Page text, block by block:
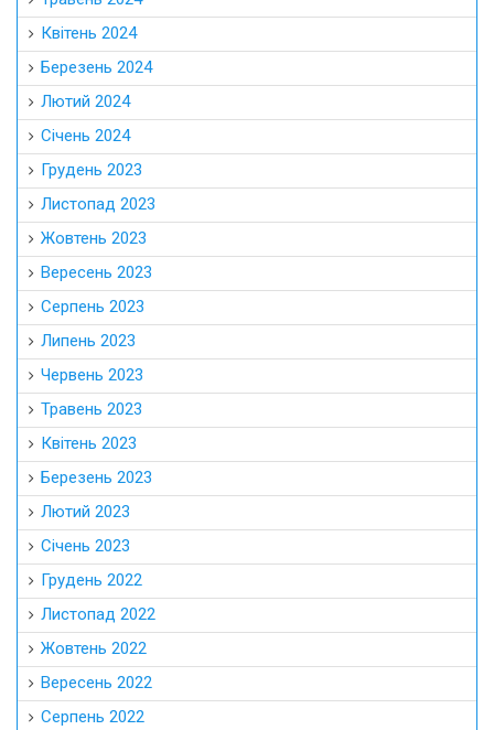
Квітень 2024
Березень 2024
Лютий 2024
Січень 2024
Грудень 2023
Листопад 2023
Жовтень 2023
Вересень 2023
Серпень 2023
Липень 2023
Червень 2023
Травень 2023
Квітень 2023
Березень 2023
Лютий 2023
Січень 2023
Грудень 2022
Листопад 2022
Жовтень 2022
Вересень 2022
Серпень 2022